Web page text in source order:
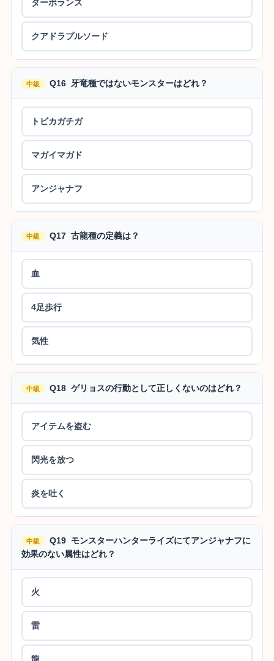
ターボランス
クアドラプルソード
中級 Q16 牙竜種ではないモンスターはどれ？
トビカガチガ
マガイマガド
アンジャナフ
中級 Q17 古龍種の定義は？
血
4足歩行
気性
中級 Q18 ゲリョスの行動として正しくないのはどれ？
アイテムを盗む
閃光を放つ
炎を吐く
中級
Q19 モンスターハンターライズにてアンジャナフに
効果のない属性はどれ？
火
雷
龍